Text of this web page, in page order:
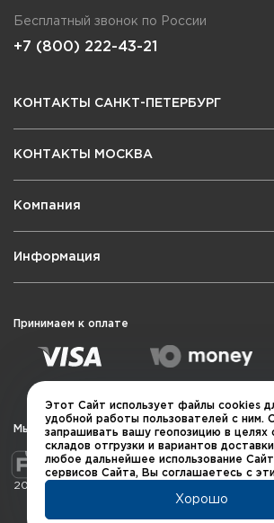
Бесплатный звонок по России
+7 (800) 222-43-21
КОНТАКТЫ САНКТ-ПЕТЕРБУРГ
КОНТАКТЫ МОСКВА
Компания
Информация
Принимаем к оплате
Мы в социальных сетях
2026 © QUARTA "Оружейный квартал"
Этот Сайт использует файлы cookies
удобной работы пользователей с ним.
запрашивать вашу геопозицию в целях
складов отгрузки и вариантов
любое дальнейшее использование
сервисов Сайта, Вы соглашаетесь с
Хорошо